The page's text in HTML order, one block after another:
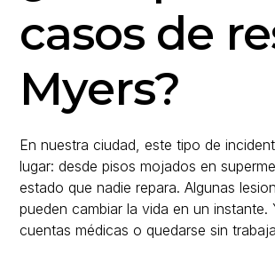
casos de
Myers?
En nuestra ciudad, este tipo de
lugar: desde pisos mojados en
estado que nadie repara. Algunas
pueden cambiar la vida en un
cuentas médicas o quedarse sin